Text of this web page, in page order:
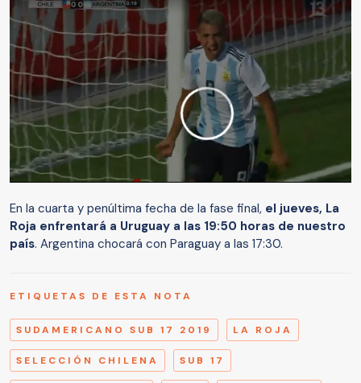
En la cuarta y penúltima fecha de la fase final, el jueves, La
Roja enfrentará a Uruguay a las 19:50 horas de nuestro
país. Argentina chocará con Paraguay a las 17:30.
ETIQUETAS DE ESTA NOTA
SUDAMERICANO SUB 17 2019 LA ROJA
SELECCIÓN CHILENA SUB 17